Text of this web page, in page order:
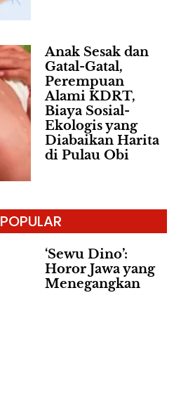
Anak Sesak dan
Gatal-Gatal,
Perempuan
Alami KDRT,
Biaya Sosial-
Ekologis yang
Diabaikan Harita
di Pulau Obi
POPULAR
‘Sewu Dino’:
Horor Jawa yang
Menegangkan